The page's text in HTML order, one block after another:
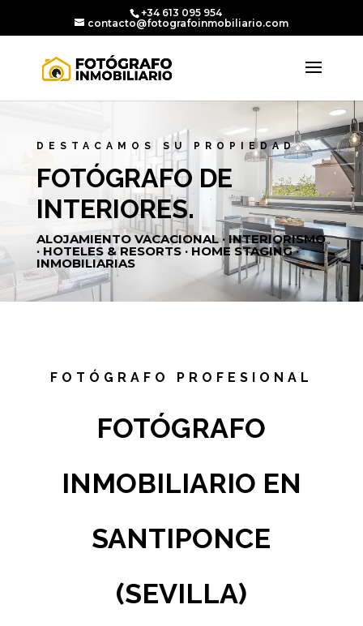
+34 613 095 954
contacto@fotografoinmobiliario.com
DESTACAMOS SU PROPIEDAD
FOTÓGRAFO DE
INTERIORES.
ALOJAMIENTO VACACIONAL · INTERIORISMO
· HOTELES & RESORTS · HOME STAGING ·
INMOBILIARIAS
FOTÓGRAFO PROFESIONAL
FOTÓGRAFO
INMOBILIARIO EN
SANTIPONCE
(SEVILLA)